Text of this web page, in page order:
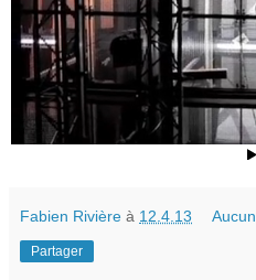
Fabien Rivière à 12.4.13
Partager